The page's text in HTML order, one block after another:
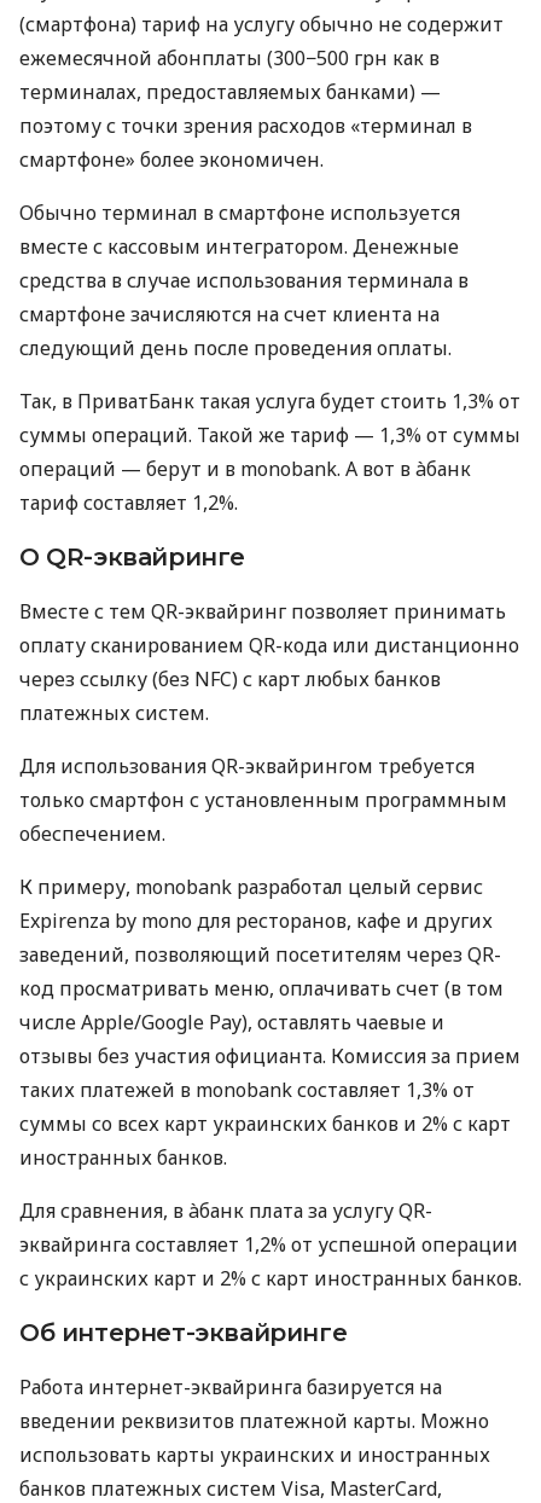
(смартфона) тариф на услугу обычно не содержит
ежемесячной абонплаты (300−500 грн как в
терминалах, предоставляемых банками) —
поэтому с точки зрения расходов «терминал в
смартфоне» более экономичен.
Обычно терминал в смартфоне используется
вместе с кассовым интегратором. Денежные
средства в случае использования терминала в
смартфоне зачисляются на счет клиента на
следующий день после проведения оплаты.
Так, в ПриватБанк такая услуга будет стоить 1,3% от
суммы операций. Такой же тариф — 1,3% от суммы
операций — берут и в monobank. А вот в àбанк
тариф составляет 1,2%.
О QR-эквайринге
Вместе с тем QR-эквайринг позволяет принимать
оплату сканированием QR-кода или дистанционно
через ссылку (без NFC) с карт любых банков
платежных систем.
Для использования QR-эквайрингом требуется
только смартфон с установленным программным
обеспечением.
К примеру, monobank разработал целый сервис
Expirenza by mono для ресторанов, кафе и других
заведений, позволяющий посетителям через QR-
код просматривать меню, оплачивать счет (в том
числе Apple/Google Pay), оставлять чаевые и
отзывы без участия официанта. Комиссия за прием
таких платежей в monobank составляет 1,3% от
суммы со всех карт украинских банков и 2% с карт
иностранных банков.
Для сравнения, в àбанк плата за услугу QR-
эквайринга составляет 1,2% от успешной операции
с украинских карт и 2% с карт иностранных банков.
Об интернет-эквайринге
Работа интернет-эквайринга базируется на
введении реквизитов платежной карты. Можно
использовать карты украинских и иностранных
банков платежных систем Visa, MasterCard,